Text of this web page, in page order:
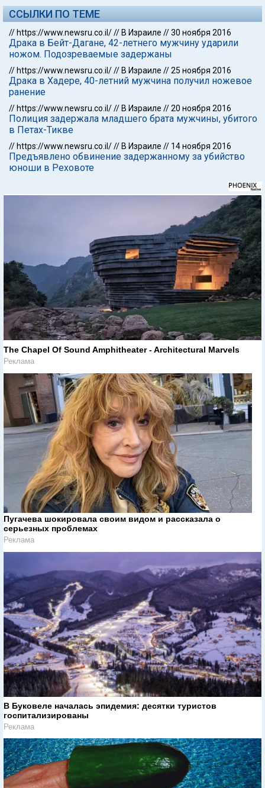
ССЫЛКИ ПО ТЕМЕ
// https://www.newsru.co.il/// В Израиле //30 ноября 2016
Драка в Бейт-Дагане, 42-летнего мужчину ударили
ножом. Подозреваемые задержаны
// https://www.newsru.co.il/// В Израиле //25 ноября 2016
Драка в Хадере, 40-летний мужчина получил ножевое
ранение
// https://www.newsru.co.il/// В Израиле //20 ноября 2016
Полиция задержала младшего брата мужчины, убитого
в Петах-Тикве
// https://www.newsru.co.il/// В Израиле // 14 ноября 2016
Предъявлено обвинение задержанному за убийство
юноши в Реховоте
The Chapel Of Sound Amphitheater - Architectural Marvels
Реклама
Пугачева шокировала своим видом и рассказала о
серьезных проблемах
Реклама
В Буковеле началась эпидемия: десятки туристов
госпитализированы
Реклама